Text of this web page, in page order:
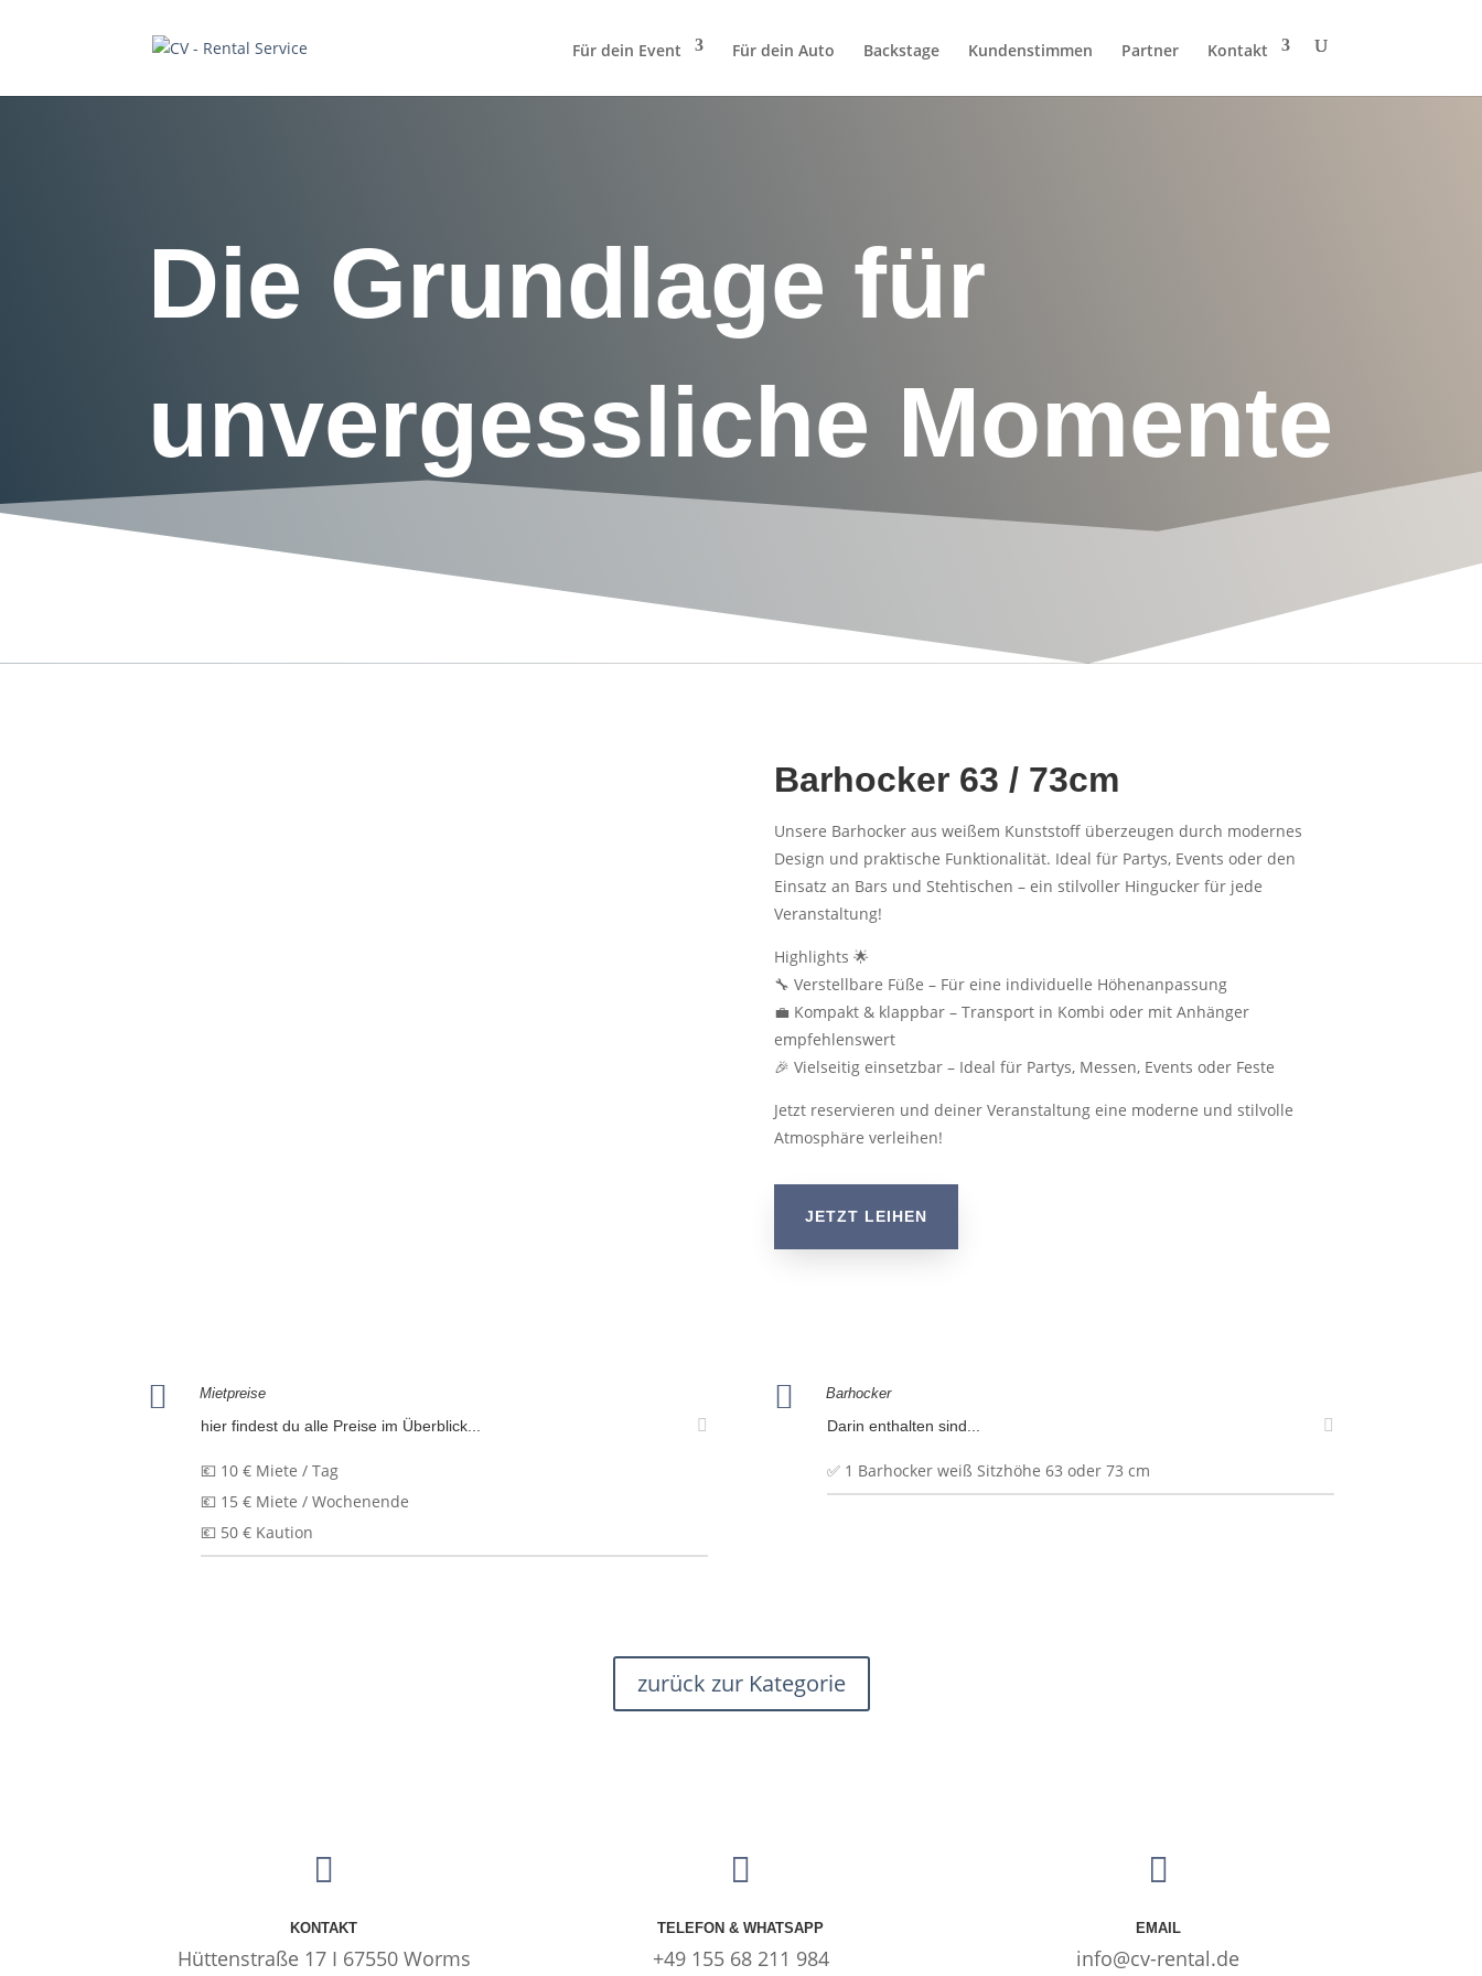
Für dein Event Für dein Auto Backstage Kundenstimmen Partner Kontakt
Die Grundlage für
unvergessliche Momente
Barhocker 63 / 73cm
Unsere Barhocker aus weißem Kunststoff überzeugen durch modernes
Design und praktische Funktionalität. Ideal für Partys, Events oder den
Einsatz an Bars und Stehtischen – ein stilvoller Hingucker für jede
Veranstaltung!
Highlights 🌟
🔧 Verstellbare Füße – Für eine individuelle Höhenanpassung
💼 Kompakt & klappbar – Transport in Kombi oder mit Anhänger
empfehlenswert
🎉 Vielseitig einsetzbar – Ideal für Partys, Messen, Events oder Feste
Jetzt reservieren und deiner Veranstaltung eine moderne und stilvolle
Atmosphäre verleihen!
JETZT LEIHEN
 Mietpreise
hier findest du alle Preise im Überblick...
💶 10 € Miete / Tag
💶 15 € Miete / Wochenende
💶 50 € Kaution
 Barhocker
Darin enthalten sind...
✅ 1 Barhocker weiß Sitzhöhe 63 oder 73 cm
zurück zur Kategorie

KONTAKT
Hüttenstraße 17 I 67550 Worms

TELEFON & WHATSAPP
+49 155 68 211 984

EMAIL
info@cv-rental.de